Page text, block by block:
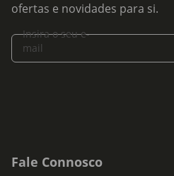
ofertas e novidades para si.
Insira o seu e-
mail
Fale Connosco